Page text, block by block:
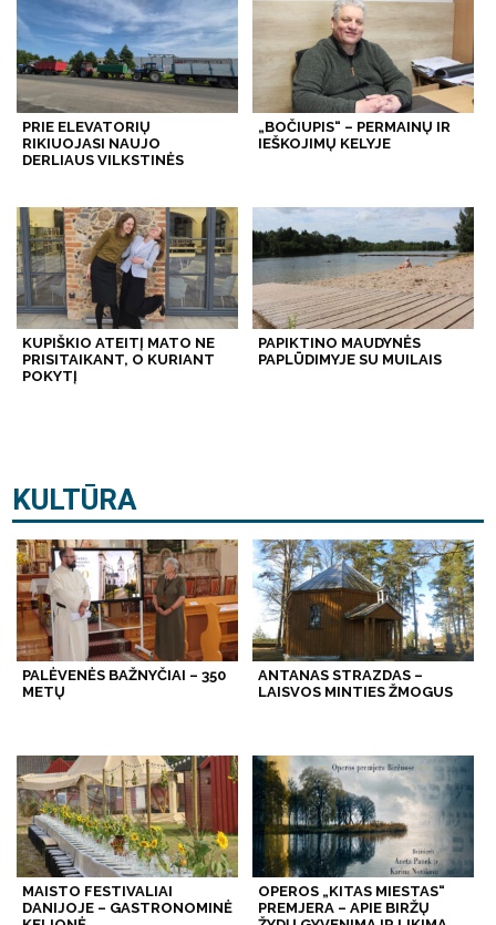
PRIE ELEVATORIŲ
RIKIUOJASI NAUJO
DERLIAUS VILKSTINĖS
„BOČIUPIS“ – PERMAINŲ IR
IEŠKOJIMŲ KELYJE
KUPIŠKIO ATEITĮ MATO NE
PRISITAIKANT, O KURIANT
POKYTĮ
PAPIKTINO MAUDYNĖS
PAPLŪDIMYJE SU MUILAIS
KULTŪRA
PALĖVENĖS BAŽNYČIAI – 350
METŲ
ANTANAS STRAZDAS –
LAISVOS MINTIES ŽMOGUS
MAISTO FESTIVALIAI
DANIJOJE – GASTRONOMINĖ
OPEROS „KITAS MIESTAS“
PREMJERA – APIE BIRŽŲ